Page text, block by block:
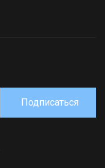
Подписаться